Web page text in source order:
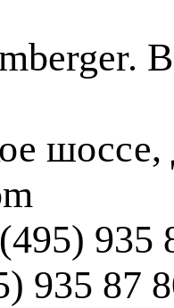
935
935 87